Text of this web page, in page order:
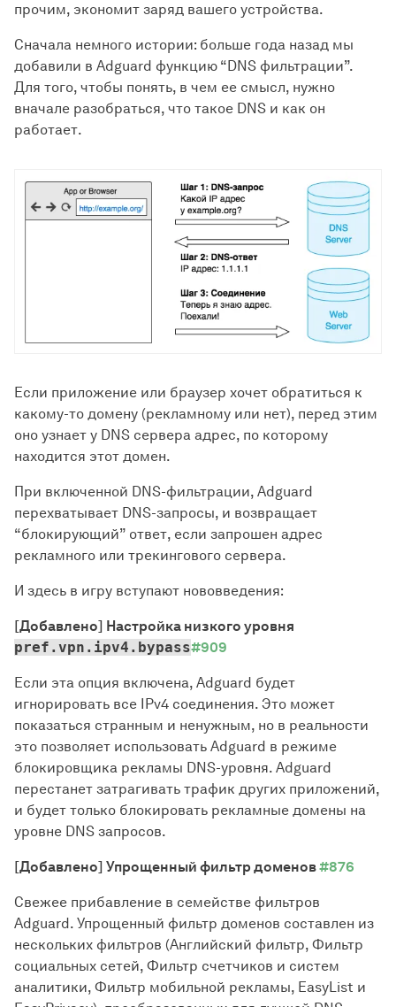
прочим, экономит заряд вашего устройства.
Сначала немного истории: больше года назад мы
добавили в Adguard функцию “DNS фильтрации”.
Для того, чтобы понять, в чем ее смысл, нужно
вначале разобраться, что такое DNS и как он
работает.
Если приложение или браузер хочет обратиться к
какому-то домену (рекламному или нет), перед этим
оно узнает у DNS сервера адрес, по которому
находится этот домен.
При включенной DNS-фильтрации, Adguard
перехватывает DNS-запросы, и возвращает
“блокирующий” ответ, если запрошен адрес
рекламного или трекингового сервера.
И здесь в игру вступают нововведения:
[Добавлено] Настройка низкого уровня
pref.vpn.ipv4.bypass#909
Если эта опция включена, Adguard будет
игнорировать все IPv4 соединения. Это может
показаться странным и ненужным, но в реальности
это позволяет использовать Adguard в режиме
блокировщика рекламы DNS-уровня. Adguard
перестанет затрагивать трафик других приложений,
и будет только блокировать рекламные домены на
уровне DNS запросов.
[Добавлено] Упрощенный фильтр доменов#876
Свежее прибавление в семействе фильтров
Adguard. Упрощенный фильтр доменов составлен из
нескольких фильтров (Английский фильтр, Фильтр
социальных сетей, Фильтр счетчиков и систем
аналитики, Фильтр мобильной рекламы, EasyList и